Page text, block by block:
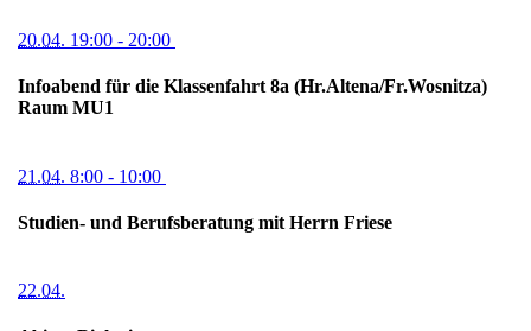
20.04. 19:00 - 20:00
Infoabend für die Klassenfahrt 8a (Hr.Altena/Fr.Wosnitza)
Raum MU1
21.04. 8:00 - 10:00
Studien- und Berufsberatung mit Herrn Friese
22.04.